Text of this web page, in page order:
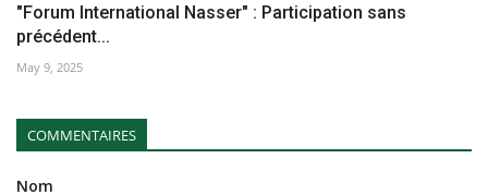
"Forum International Nasser" : Participation sans
précédent...
May 9, 2025
COMMENTAIRES
Nom